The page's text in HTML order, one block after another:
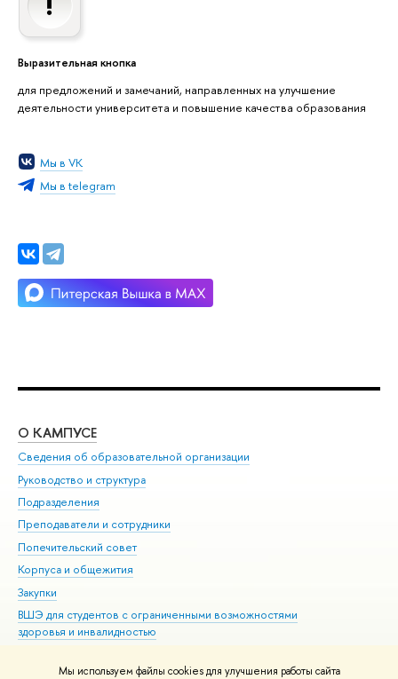
Мы используем файлы cookies для улучшения работы сайта
Выразительная кнопка
для предложений и замечаний, направленных на улучшение
деятельности университета и повышение качества образования
Мы в VK
Мы в telegram
О КАМПУСЕ
Сведения об образовательной организации
Руководство и структура
Подразделения
Преподаватели и сотрудники
Попечительский совет
Корпуса и общежития
Закупки
ВШЭ для студентов с ограниченными возможностями
здоровья и инвалидностью